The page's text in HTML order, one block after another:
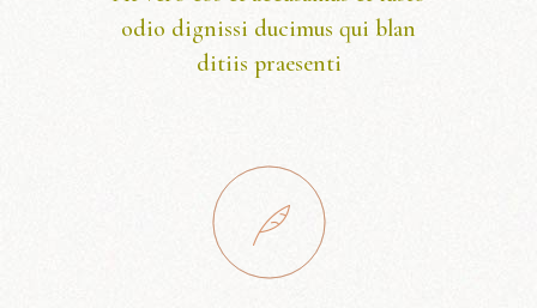
odio dignissi ducimus qui blan
ditiis praesenti